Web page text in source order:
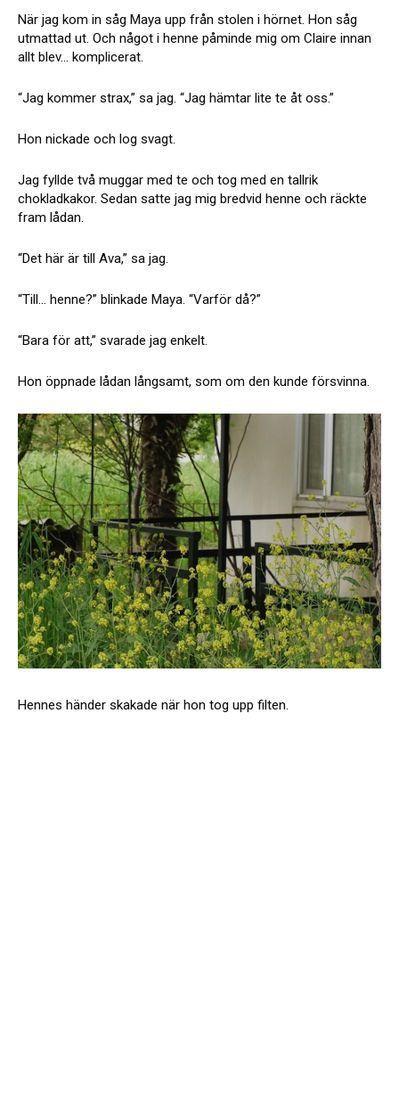
När jag kom in såg Maya upp från stolen i hörnet. Hon såg
utmattad ut. Och något i henne påminde mig om Claire innan
allt blev… komplicerat.
“Jag kommer strax,” sa jag. “Jag hämtar lite te åt oss.”
Hon nickade och log svagt.
Jag fyllde två muggar med te och tog med en tallrik
chokladkakor. Sedan satte jag mig bredvid henne och räckte
fram lådan.
“Det här är till Ava,” sa jag.
“Till… henne?” blinkade Maya. “Varför då?”
“Bara för att,” svarade jag enkelt.
Hon öppnade lådan långsamt, som om den kunde försvinna.
Hennes händer skakade när hon tog upp filten.